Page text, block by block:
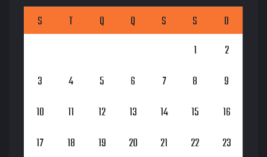
S T Q Q S S
D
1
2
3
4 5 6 7 8
9
10
11 12 13 14 15
16
17
18 19 20 21 22
23